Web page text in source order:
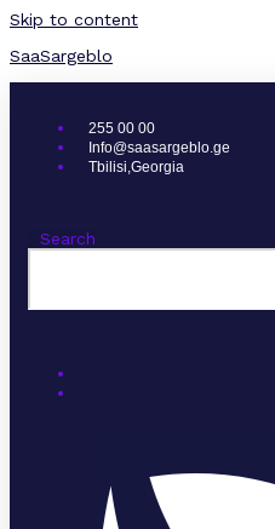
Skip to content
SaaSargeblo
255 00 00
Info@saasargeblo.ge
Tbilisi,Georgia
Search